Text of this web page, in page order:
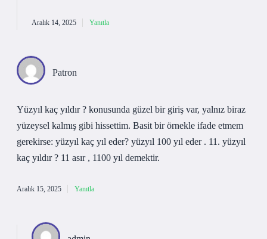
Aralık 14, 2025 Yanıtla
Patron
Yüzyıl kaç yıldır ? konusunda güzel bir giriş var, yalnız biraz
yüzeysel kalmış gibi hissettim. Basit bir örnekle ifade etmem
gerekirse: yüzyıl kaç yıl eder? yüzyıl 100 yıl eder . 11. yüzyıl
kaç yıldır ? 11 asır , 1100 yıl demektir.
Aralık 15, 2025 Yanıtla